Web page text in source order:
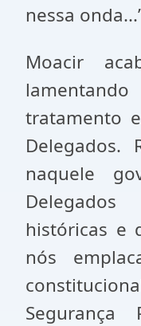
nessa
Moacir
tratamento
Delegados.
naquele
históricas e
nós
Segurança